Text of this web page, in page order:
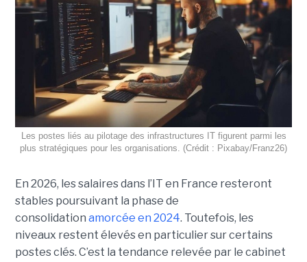
Les postes liés au pilotage des infrastructures IT figurent parmi les
plus stratégiques pour les organisations. (Crédit : Pixabay/Franz26)
En 2026, les salaires dans l’IT en France resteront
stables poursuivant la phase de
consolidation amorcée en 2024. Toutefois, les
niveaux restent élevés en particulier sur certains
postes clés. C’est la tendance relevée par le cabinet